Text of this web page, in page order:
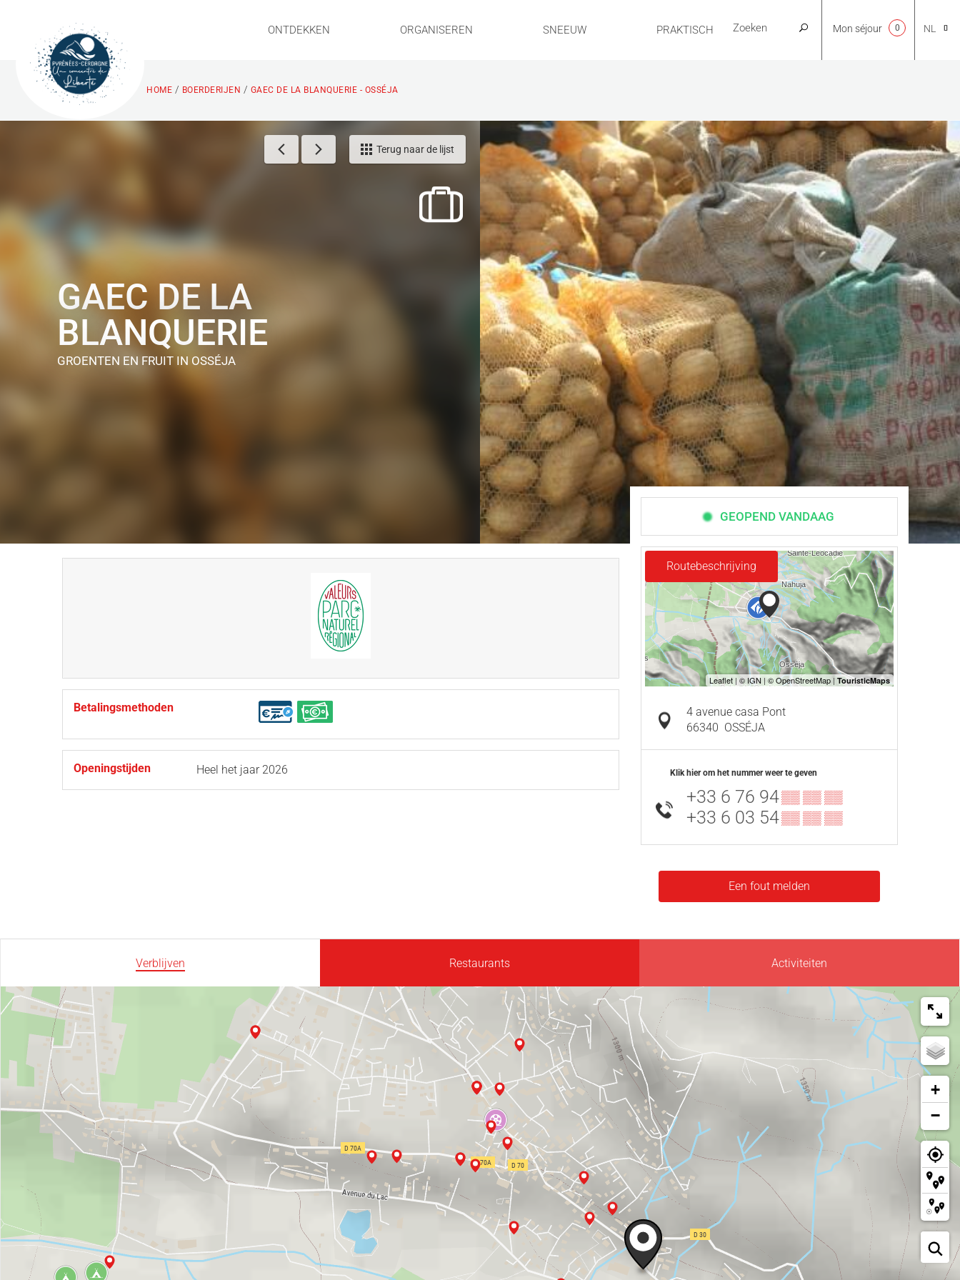
ONTDEKKEN ORGANISEREN SNEEUW PRAKTISCH NL
EN
ES
Mon séjour 0
HOME / BOERDERIJEN / GAEC DE LA BLANQUERIE - OSSÉJA
Terug naar de lijst
GAEC DE LA
BLANQUERIE
GROENTEN EN FRUIT IN OSSÉJA
Betalingsmethoden
Openingstijden Heel het jaar 2026
GEOPEND VANDAAG
Routebeschrijving
4 avenue casa Pont
66340 OSSÉJA
Klik hier om het nummer weer te geven
+33 6 76 94▒▒ ▒▒ ▒▒
+33 6 03 54▒▒ ▒▒ ▒▒
Een fout melden
Verblijven Restaurants Activiteiten
+
−